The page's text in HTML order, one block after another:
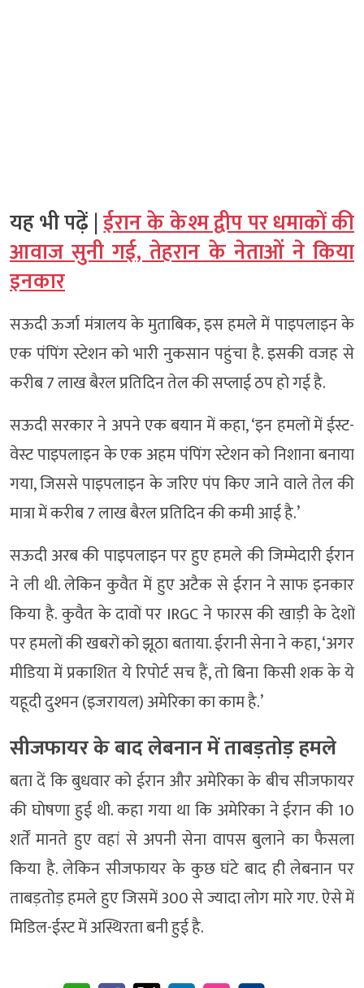
यह भी पढ़ें |ईरान के केश्म द्वीप पर धमाकों की
आवाज सुनी गई, तेहरान के नेताओं ने किया
इनकार
सऊदी ऊर्जा मंत्रालय के मुताबिक, इस हमले में पाइपलाइन के
एक पंपिंग स्टेशन को भारी नुकसान पहुंचा है. इसकी वजह से
करीब 7 लाख बैरल प्रतिदिन तेल की सप्लाई ठप हो गई है.
सऊदी सरकार ने अपने एक बयान में कहा, ‘इन हमलों में ईस्ट-
वेस्ट पाइपलाइन के एक अहम पंपिंग स्टेशन को निशाना बनाया
गया, जिससे पाइपलाइन के जरिए पंप किए जाने वाले तेल की
मात्रा में करीब 7 लाख बैरल प्रतिदिन की कमी आई है.’
सऊदी अरब की पाइपलाइन पर हुए हमले की जिम्मेदारी ईरान
ने ली थी. लेकिन कुवैत में हुए अटैक से ईरान ने साफ इनकार
किया है. कुवैत के दावों पर IRGC ने फारस की खाड़ी के देशों
पर हमलों की खबरों को झूठा बताया. ईरानी सेना ने कहा, ‘अगर
मीडिया में प्रकाशित ये रिपोर्ट सच हैं, तो बिना किसी शक के ये
यहूदी दुश्मन (इजरायल) अमेरिका का काम है.’
सीजफायर के बाद लेबनान में ताबड़तोड़ हमले
बता दें कि बुधवार को ईरान और अमेरिका के बीच सीजफायर
की घोषणा हुई थी. कहा गया था कि अमेरिका ने ईरान की 10
शर्तें मानते हुए वहां से अपनी सेना वापस बुलाने का फैसला
किया है. लेकिन सीजफायर के कुछ घंटे बाद ही लेबनान पर
ताबड़तोड़ हमले हुए जिसमें 300 से ज्यादा लोग मारे गए. ऐसे में
मिडिल-ईस्ट में अस्थिरता बनी हुई है.